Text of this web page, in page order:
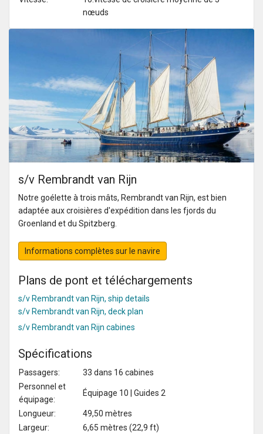
nœuds
s/v Rembrandt van Rijn
Notre goélette à trois mâts, Rembrandt van Rijn, est bien
adaptée aux croisières d'expédition dans les fjords du
Groenland et du Spitzberg.
Informations complètes sur le navire
Plans de pont et téléchargements
s/v Rembrandt van Rijn, ship details
s/v Rembrandt van Rijn, deck plan
s/v Rembrandt van Rijn cabines
Spécifications
Passagers:
33 dans 16 cabines
Personnel et
équipage:
Équipage 10 | Guides 2
Longueur:
49,50 mètres
Largeur:
6,65 mètres (22,9 ft)